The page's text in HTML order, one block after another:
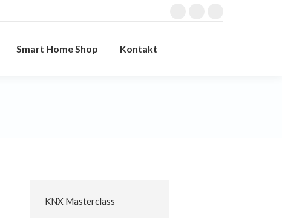
Smart Home Shop Kontakt
KNX Masterclass